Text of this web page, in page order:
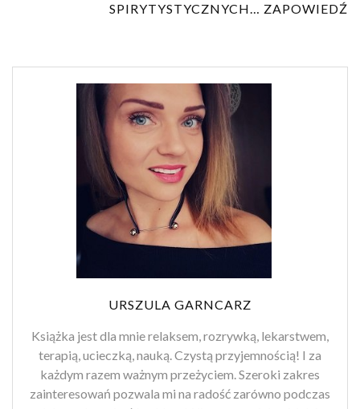
SPIRYTYSTYCZNYCH… ZAPOWIEDŹ
URSZULA GARNCARZ
Książka jest dla mnie relaksem, rozrywką, lekarstwem,
terapią, ucieczką, nauką. Czystą przyjemnością! I za
każdym razem ważnym przeżyciem. Szeroki zakres
zainteresowań pozwala mi na radość zarówno podczas